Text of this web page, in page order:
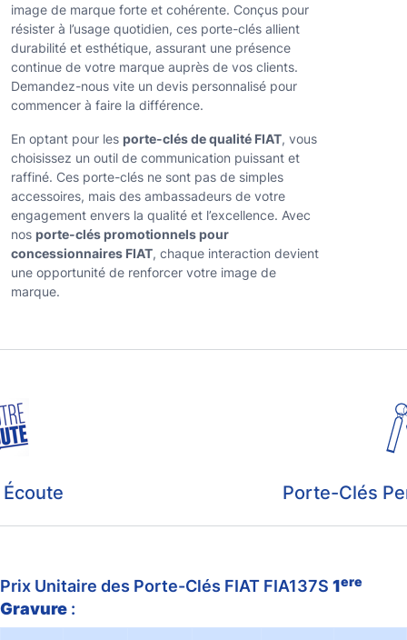
image de marque forte et cohérente. Conçus pour
résister à l’usage quotidien, ces porte-clés allient
durabilité et esthétique, assurant une présence
continue de votre marque auprès de vos clients.
Demandez-nous vite un devis personnalisé pour
commencer à faire la différence.
En optant pour les porte-clés de qualité FIAT, vous
choisissez un outil de communication puissant et
raffiné. Ces porte-clés ne sont pas de simples
accessoires, mais des ambassadeurs de votre
engagement envers la qualité et l’excellence. Avec
nos porte-clés promotionnels pour
concessionnaires FIAT, chaque interaction devient
une opportunité de renforcer votre image de
marque.
Porte-Clés
Prix Unitaire des Porte-Clés FIAT FIA137S 1ere
Gravure :